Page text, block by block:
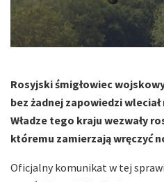
Rosyjski śmigłowiec
bez żadnej zapowiedzi
Władze tego kraju wezwały
któremu zamierzają wręczyć
Oficjalny komunikat w tej